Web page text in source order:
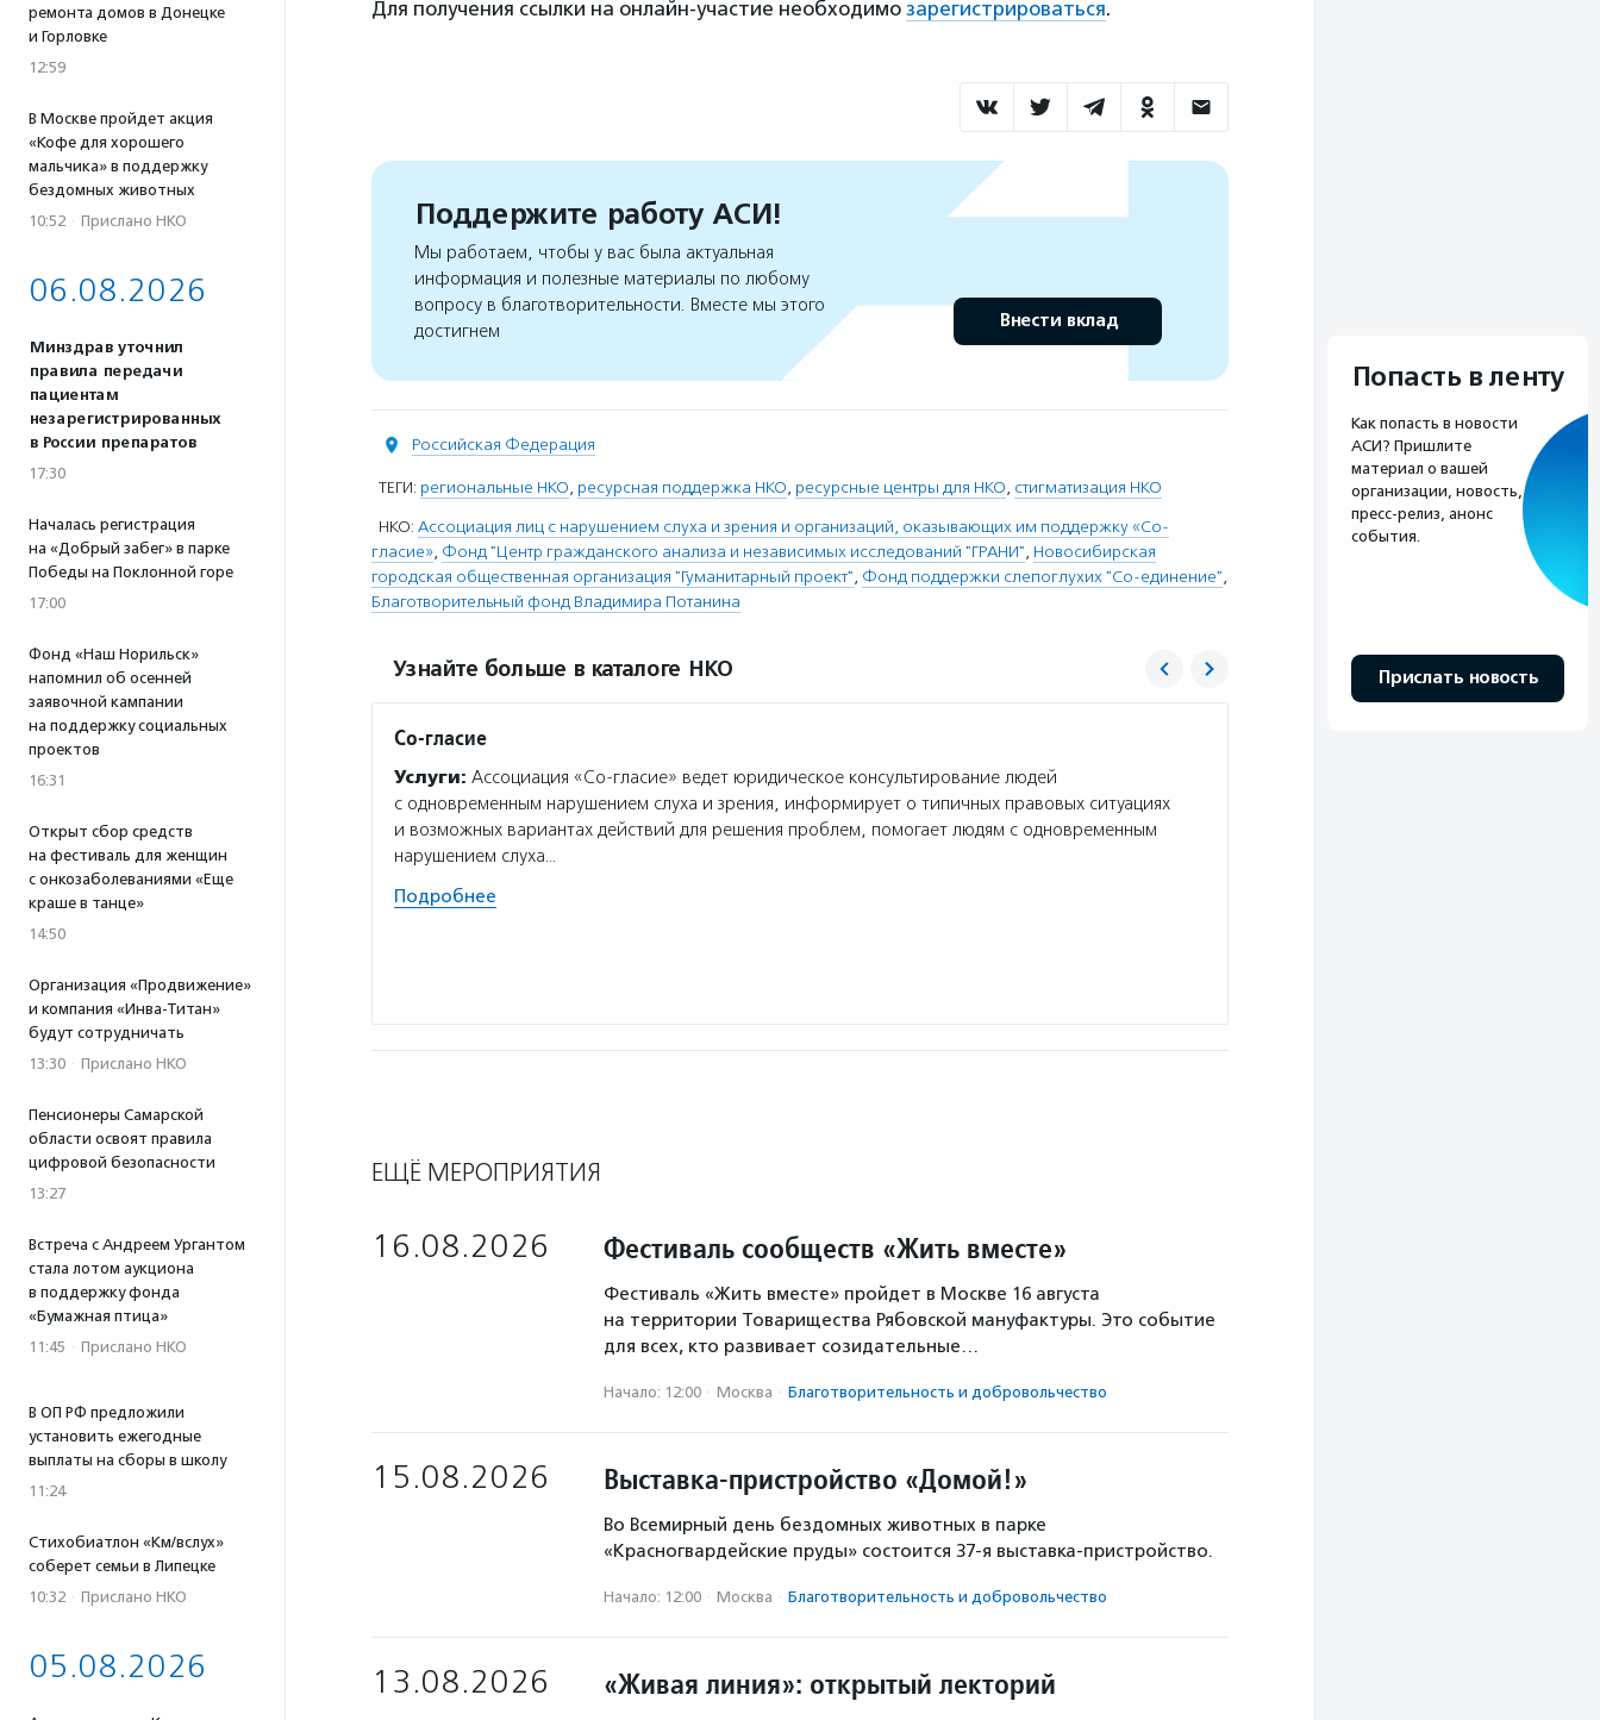
ремонта домов в Донецке
и Горловке
12:59
В Москве пройдет акция
«Кофе для хорошего
мальчика» в поддержку
бездомных животных
10:52 · Прислано НКО
06.08.2026
Минздрав уточнил
правила передачи
пациентам
незарегистрированных
в России препаратов
17:30
Началась регистрация
на «Добрый забег» в парке
Победы на Поклонной горе
17:00
Фонд «Наш Норильск»
напомнил об осенней
заявочной кампании
на поддержку социальных
проектов
16:31
Открыт сбор средств
на фестиваль для женщин
с онкозаболеваниями «Еще
краше в танце»
14:50
Организация «Продвижение»
и компания «Инва-Титан»
будут сотрудничать
13:30 · Прислано НКО
Пенсионеры Самарской
области освоят правила
цифровой безопасности
13:27
Встреча с Андреем Ургантом
стала лотом аукциона
в поддержку фонда
«Бумажная птица»
11:45 · Прислано НКО
В ОП РФ предложили
установить ежегодные
выплаты на сборы в школу
11:24
Стихобиатлон «Км/вслух»
соберет семьи в Липецке
10:32 · Прислано НКО
05.08.2026
Для получения ссылки на онлайн-участие необходимо зарегистрироваться.
Поддержите работу АСИ!
Мы работаем, чтобы у вас была актуальная
информация и полезные материалы по любому
вопросу в благотворительности. Вместе мы этого
достигнем
Внести вклад
Российская Федерация
ТЕГИ: региональные НКО, ресурсная поддержка НКО, ресурсные центры для НКО, стигматизация НКО
НКО: Ассоциация лиц с нарушением слуха и зрения и организаций, оказывающих им поддержку «Со-
гласие», Фонд "Центр гражданского анализа и независимых исследований "ГРАНИ", Новосибирская
городская общественная организация "Гуманитарный проект", Фонд поддержки слепоглухих "Со-единение",
Благотворительный фонд Владимира Потанина
Узнайте больше в каталоге НКО
Со-гласие
Услуги: Ассоциация «Со-гласие» ведет юридическое консультирование людей
с одновременным нарушением слуха и зрения, информирует о типичных правовых ситуациях
и возможных вариантах действий для решения проблем, помогает людям с одновременным
нарушением слуха…
Подробнее
ЕЩЁ МЕРОПРИЯТИЯ
16.08.2026 Фестиваль сообществ «Жить вместе»
Фестиваль «Жить вместе» пройдет в Москве 16 августа
на территории Товарищества Рябовской мануфактуры. Это событие
для всех, кто развивает созидательные…
Начало: 12:00 · Москва · Благотвори­тель­ность и доброволь­чест­во
15.08.2026 Выставка-пристройство «Домой!»
Во Всемирный день бездомных животных в парке
«Красногвардейские пруды» состоится 37-я выставка-пристройство.
Начало: 12:00 · Москва · Благотвори­тель­ность и доброволь­чест­во
13.08.2026 «Живая линия»: открытый лекторий
Попасть в ленту
Как попасть в новости
АСИ? Пришлите
материал о вашей
организации, новость,
пресс-релиз, анонс
события.
Прислать новость